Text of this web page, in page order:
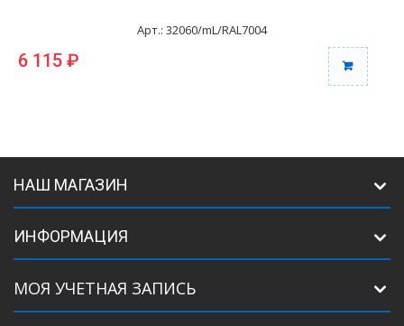
Арт.: 32060/mL/RAL7004
6 115 ₽
НАШ МАГАЗИН
ИНФОРМАЦИЯ
МОЯ УЧЕТНАЯ ЗАПИСЬ